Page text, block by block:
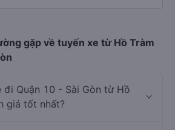
gặp về tuyến xe từ Hồ Tràm
đi Quận 10 - Sài Gòn từ Hồ
giá tốt nhất?